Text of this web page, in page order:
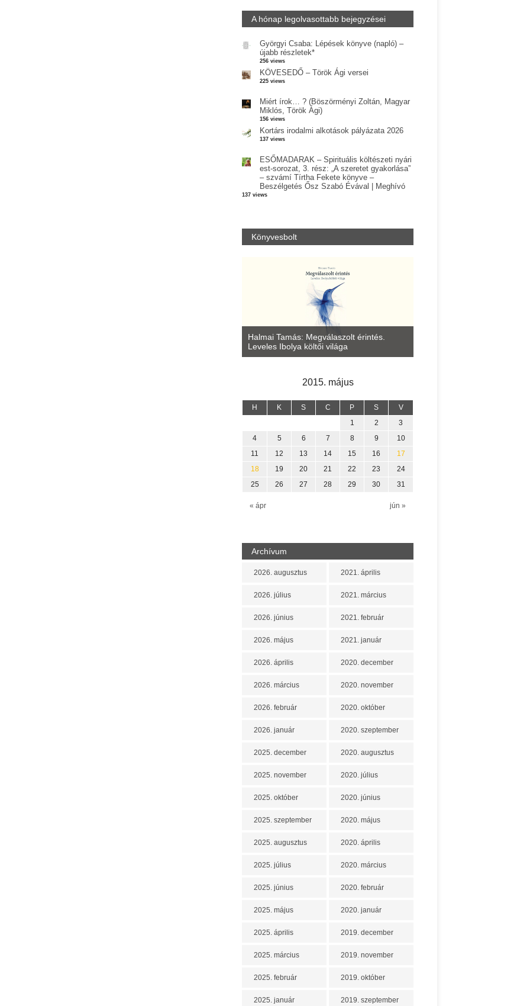
A hónap legolvasottabb bejegyzései
Györgyi Csaba: Lépések könyve (napló) –
újabb részletek*
256 views
KÖVESEDŐ – Török Ági versei
225 views
Miért írok… ? (Böszörményi Zoltán, Magyar
Miklós, Török Ági)
156 views
Kortárs irodalmi alkotások pályázata 2026
137 views
ESŐMADARAK – Spirituális költészeti nyári
est-sorozat, 3. rész: „A szeretet gyakorlása”
– szvámí Tírtha Fekete könyve –
Beszélgetés Ősz Szabó Évával | Meghívó
137 views
Könyvesbolt
Halmai Tamás: Megválaszolt érintés.
Leveles Ibolya költői világa
2015. május
H K S C P S V
« ápr jún »
1 2
3
4
5 6 7 8 9
10
11
12 13 14 15 16
17
18
19 20 21 22 23
24
25
26 27 28 29 30 31
Archívum
2026. augusztus
2026. július
2026. június
2026. május
2026. április
2026. március
2026. február
2026. január
2025. december
2025. november
2025. október
2025. szeptember
2025. augusztus
2025. július
2025. június
2025. május
2025. április
2025. március
2025. február
2025. január
2021. április
2021. március
2021. február
2021. január
2020. december
2020. november
2020. október
2020. szeptember
2020. augusztus
2020. július
2020. június
2020. május
2020. április
2020. március
2020. február
2020. január
2019. december
2019. november
2019. október
2019. szeptember